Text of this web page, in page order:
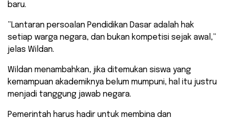
baru.
​”Lantaran persoalan Pendidikan Dasar adalah hak
setiap warga negara, dan bukan kompetisi sejak awal,”
jelas Wildan.
​Wildan menambahkan, jika ditemukan siswa yang
kemampuan akademiknya belum mumpuni, hal itu justru
menjadi tanggung jawab negara.
Pemerintah harus hadir untuk membina dan